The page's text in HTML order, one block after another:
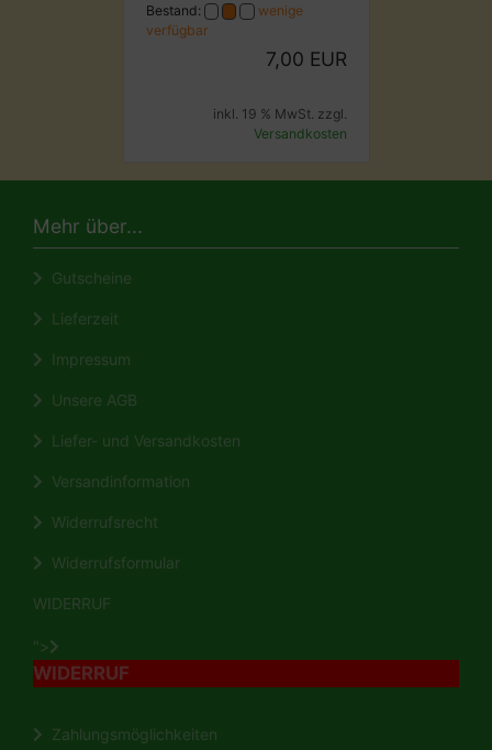
Bestand:
wenige
verfügbar
7,00 EUR
inkl. 19 % MwSt. zzgl.
Versandkosten
Mehr über...
Gutscheine
Lieferzeit
Impressum
Unsere AGB
Liefer- und Versandkosten
Versandinformation
Widerrufsrecht
Widerrufsformular
WIDERRUF
">
WIDERRUF
Zahlungsmöglichkeiten